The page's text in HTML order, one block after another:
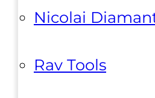
Nicolai
Rav Tools